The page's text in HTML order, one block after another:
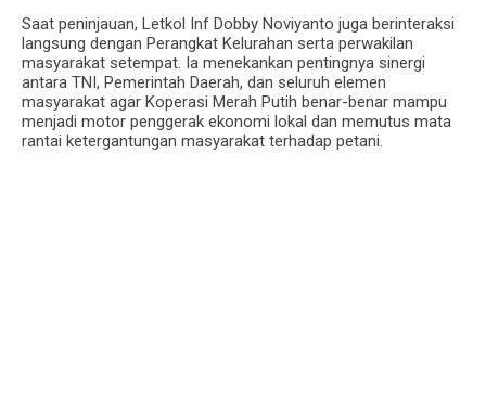
Saat peninjauan, Letkol Inf Dobby Noviyanto juga berinteraksi
langsung dengan Perangkat Kelurahan serta perwakilan
masyarakat setempat. Ia menekankan pentingnya sinergi
antara TNI, Pemerintah Daerah, dan seluruh elemen
masyarakat agar Koperasi Merah Putih benar-benar mampu
menjadi motor penggerak ekonomi lokal dan memutus mata
rantai ketergantungan masyarakat terhadap petani.